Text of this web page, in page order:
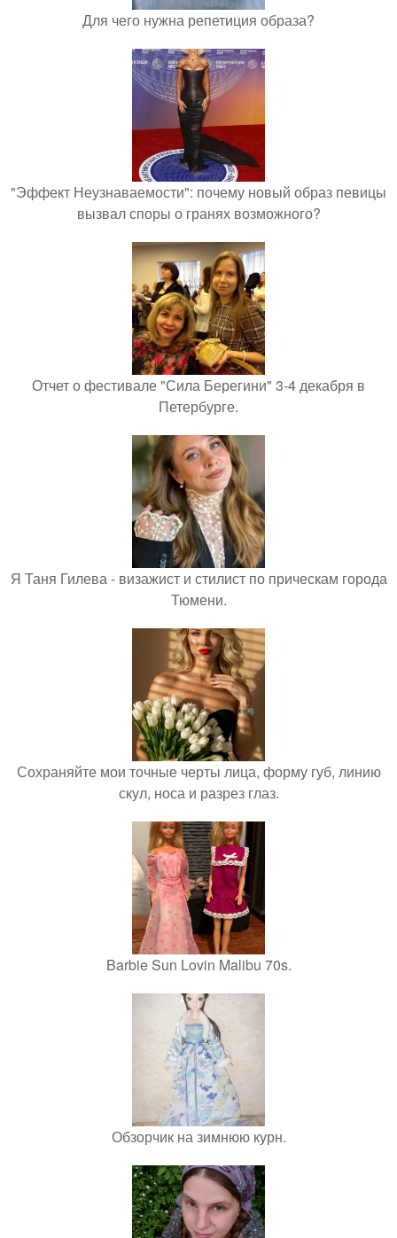
Для чего нужна репетиция образа?
"Эффект Неузнаваемости": почему новый образ певицы
вызвал споры о гранях возможного?
Отчет о фестивале "Сила Берегини" 3-4 декабря в
Петербурге.
Я Таня Гилева - визажист и стилист по прическам города
Тюмени.
Сохраняйте мои точные черты лица, форму губ, линию
скул, носа и разрез глаз.
Barbie Sun Lovin Malibu 70s.
Обзорчик на зимнюю курн.